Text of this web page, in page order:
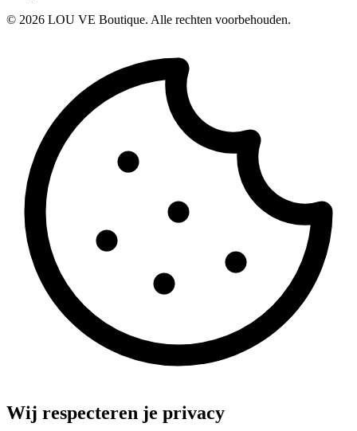
© 2026 LOU VE Boutique. Alle rechten voorbehouden.
Wij respecteren je privacy